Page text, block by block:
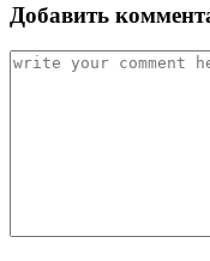
Добавить